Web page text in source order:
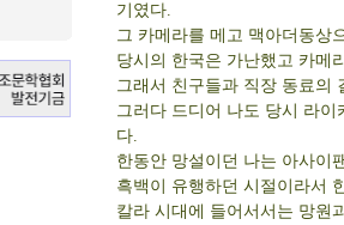
기였다.
그 카메라를 메고 맥아더동상
당시의 한국은 가난했고 카메
그래서 친구들과 직장 동료의
그러다 드디어 나도 당시 라
다.
한동안 망설이던 나는 아사이
흑백이 유행하던 시절이라서
칼라 시대에 들어서서는 망원